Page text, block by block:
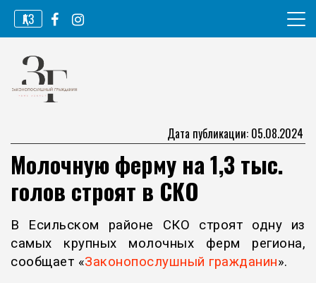
Перейти
содержимому
ҚАЗ
Законопослушный гражданин
Дата публикации: 05.08.2024
Молочную ферму на 1,3 тыс.
голов строят в СКО
В Есильском районе СКО строят одну из
самых крупных молочных ферм региона,
сообщает «Законопослушный гражданин».